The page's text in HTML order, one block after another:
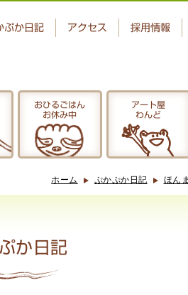
ぷか日記 アクセス 採用情報
か日記
おひるごはん
お休み中
アート屋
わんど
ホーム ぷかぷか日記 ほん
か日記